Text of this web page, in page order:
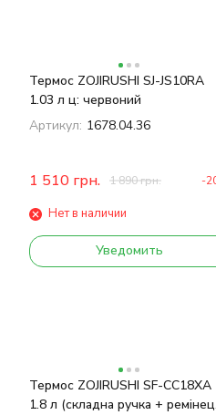
Термос ZOJIRUSHI SJ-JS10RA
1.03 л ц: червоний
Артикул: 1678.04.36
1 510 грн. 1 890грн. -
Нет в наличии
Уведомить
Термос ZOJIRUSHI SF-CС18XA
1.8 л (складна ручка +